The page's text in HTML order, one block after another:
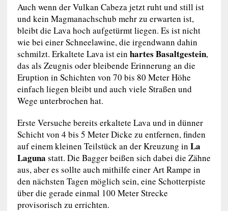
Auch wenn der Vulkan Cabeza jetzt ruht und still ist
und kein Magmanachschub mehr zu erwarten ist,
bleibt die Lava hoch aufgetürmt liegen. Es ist nicht
wie bei einer Schneelawine, die irgendwann dahin
schmilzt. Erkaltete Lava ist ein hartes Basaltgestein,
das als Zeugnis oder bleibende Erinnerung an die
Eruption in Schichten von 70 bis 80 Meter Höhe
einfach liegen bleibt und auch viele Straßen und
Wege unterbrochen hat.
Erste Versuche bereits erkaltete Lava und in dünner
Schicht von 4 bis 5 Meter Dicke zu entfernen, finden
auf einem kleinen Teilstück an der Kreuzung in La
Laguna statt. Die Bagger beißen sich dabei die Zähne
aus, aber es sollte auch mithilfe einer Art Rampe in
den nächsten Tagen möglich sein, eine Schotterpiste
über die gerade einmal 100 Meter Strecke
provisorisch zu errichten.